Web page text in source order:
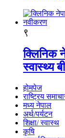
९
क्लिनिक
स्वास्थ्य
होमपेज
राष्ट्रिय
मध्य नेपाल
अर्थ/पर्यटन
शिक्षा/ स्वास्थ
कृषि